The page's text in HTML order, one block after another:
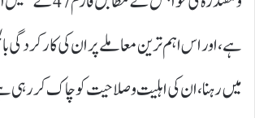
ہے، اور اس اہم ترین معاملے پر ان کی
میں رہنا، ان کی اہلیت و صلاحیت کو چاک کر رہی